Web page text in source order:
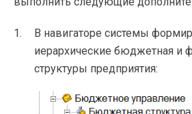
В навигаторе системы
иерархические бюджетная и
структуры предприятия: